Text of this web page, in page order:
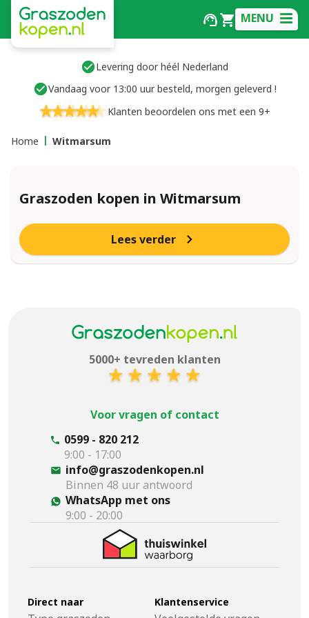
MENU
Levering door héél Nederland
Vandaag voor 13:00 uur besteld, morgen geleverd !
Klanten beoordelen ons met een 9+
Home Witmarsum
Graszoden kopen in Witmarsum
Lees verder
5000+ tevreden klanten
Voor vragen of contact
0599 - 820 212
9:00 - 17:00
info@graszodenkopen.nl
Binnen 48 uur antwoord
WhatsApp met ons
9:00 - 20:00
Direct naar Klantenservice